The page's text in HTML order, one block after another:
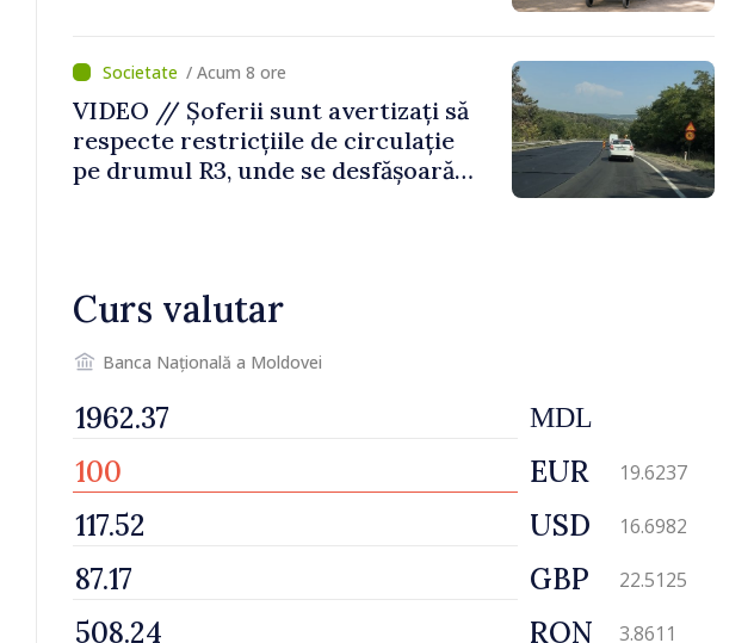
/ Acum 8 ore
VIDEO // Șoferii sunt avertizați să
respecte restricțiile de circulație
pe drumul R3, unde se desfășoară
Curs valutar
Banca Națională a Moldovei
MDL
EUR 19.6237
USD 16.6982
GBP 22.5125
RON 3.8611